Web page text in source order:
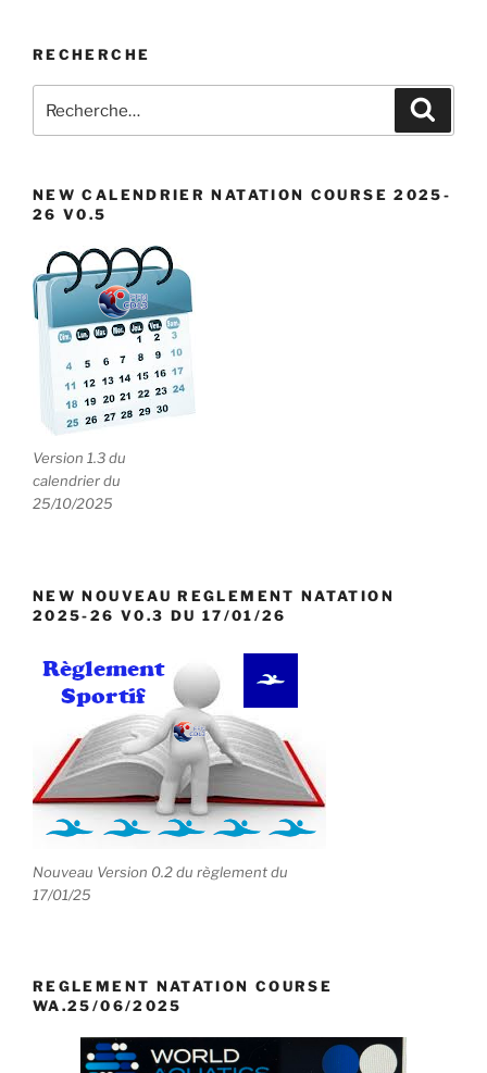
RECHERCHE
pour
NEW CALENDRIER NATATION COURSE 2025-
26 V0.5
Version 1.3 du
calendrier du
25/10/2025
NEW NOUVEAU REGLEMENT NATATION
2025-26 V0.3 DU 17/01/26
Nouveau Version 0.2 du règlement du
17/01/25
REGLEMENT NATATION COURSE
WA.25/06/2025